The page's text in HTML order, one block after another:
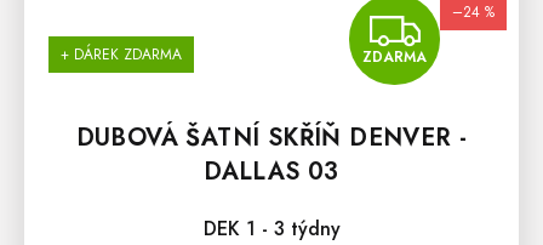
+ DÁREK ZDARMA ZDARMA
–24 %
DUBOVÁ ŠATNÍ SKŘÍŇ DENVER -
DALLAS 03
DEK 1 - 3 týdny